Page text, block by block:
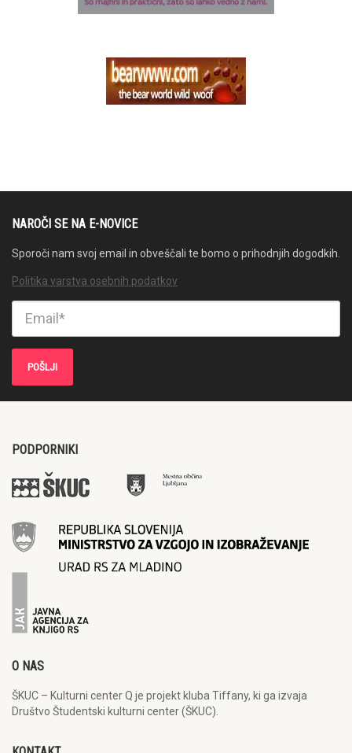
NAROČI SE NA E-NOVICE
Sporoči nam svoj email in obveščali te bomo o prihodnjih dogodkih.
Politika varstva osebnih podatkov
PODPORNIKI
O NAS
ŠKUC – Kulturni center Q je projekt kluba Tiffany, ki ga izvaja
Društvo Študentski kulturni center (ŠKUC).